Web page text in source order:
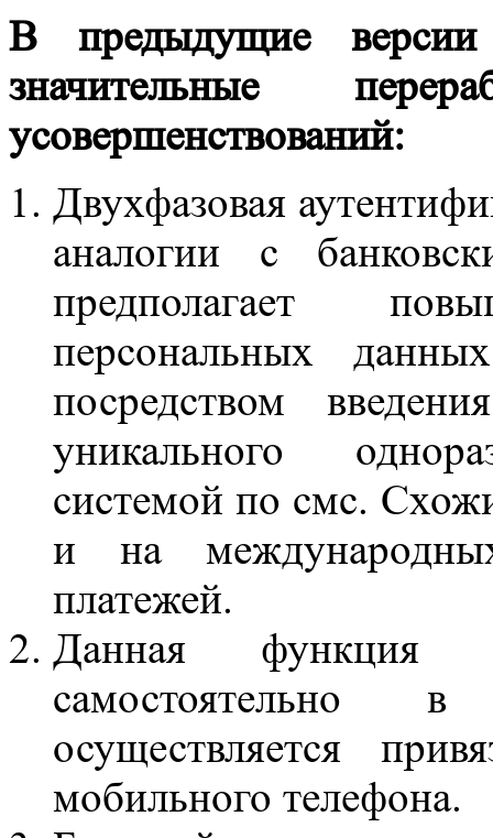
В предыдущие
значительные
усовершенствований:
Двухфазовая
аналогии с
предполагает
персональных
посредством
уникального
системой по смс.
и на
платежей.
Данная функция
самостоятельно
осуществляется
мобильного телефона.